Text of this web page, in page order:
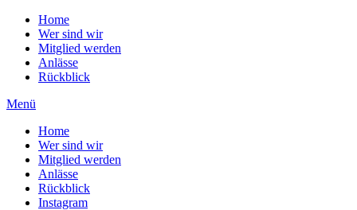
Home
Wer sind wir
Mitglied werden
Anlässe
Rückblick
Menü
Home
Wer sind wir
Mitglied werden
Anlässe
Rückblick
Instagram